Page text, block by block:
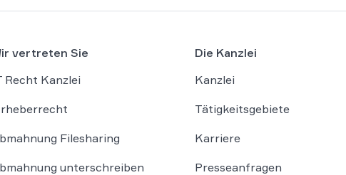
und auf höchstem Niveau
für die großartige
vertreten Sie
Recht Kanzlei
Filesharing
unterschreiben
Die Kanzlei
Kanzlei
Tätigkeitsgebiete
Karriere
Presseanfragen